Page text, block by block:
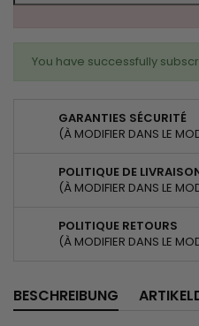
You have successfully
GARANTIES SÉCURITÉ
(À MODIFIER DANS LE
POLITIQUE DE
(À MODIFIER DANS LE
POLITIQUE RETOURS
(À MODIFIER DANS LE
BESCHREIBUNG